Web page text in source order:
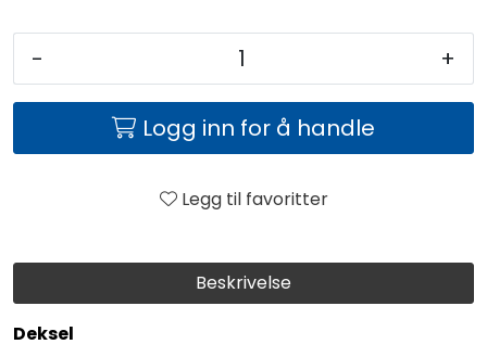
Beskrivelse
Deksel
- +
Logg inn for å handle
Legg til favoritter